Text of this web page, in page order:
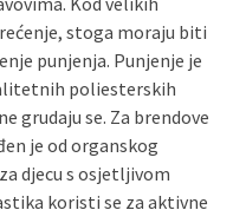
stoga moraju biti
punjenja. Punjenje je
poliesterskih
grudaju se. Za brendove
je od organskog
djecu s osjetljivom
koristi se za aktivne